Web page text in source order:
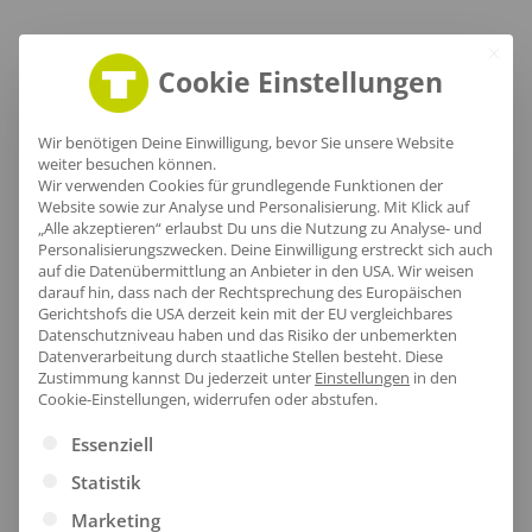
Robuster Saum
überzeugt durch seine stilvolle Verarbeitung und
das leichte, weiche Material, das gleichzeitig
atmungsaktiv und wasserabweisend ist. Mit der
Cookie Einstellungen
Wir benötigen Deine Einwilligung, bevor Sie unsere Website
weiter besuchen können.
Wir verwenden Cookies für grundlegende Funktionen der
Website sowie zur Analyse und Personalisierung. Mit Klick auf
„Alle akzeptieren“ erlaubst Du uns die Nutzung zu Analyse- und
Personalisierungszwecken. Deine Einwilligung erstreckt sich auch
auf die Datenübermittlung an Anbieter in den USA. Wir weisen
darauf hin, dass nach der Rechtsprechung des Europäischen
Gerichtshofs die USA derzeit kein mit der EU vergleichbares
Datenschutzniveau haben und das Risiko der unbemerkten
Datenverarbeitung durch staatliche Stellen besteht. Diese
Zustimmung kannst Du jederzeit unter Einstellungen in den
Cookie-Einstellungen, widerrufen oder abstufen.
Es folgt eine Liste der Service-Gruppen, für die eine
Essenziell
Statistik
Marketing